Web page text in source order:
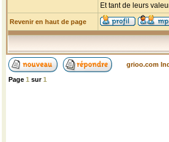
Et tant de leurs
Revenir en haut de page
grioo.com
Page 1 sur1